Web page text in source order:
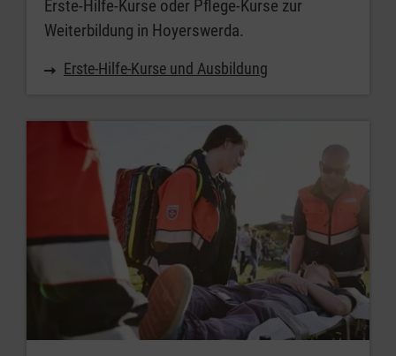
Erste-Hilfe-Kurse oder Pflege-Kurse zur
Weiterbildung in Hoyerswerda.
Erste-Hilfe-Kurse und Ausbildung